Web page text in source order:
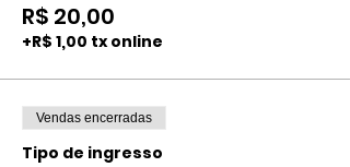
R$ 20,00
+R$ 1,00 tx online
Vendas encerradas
Tipo de ingresso